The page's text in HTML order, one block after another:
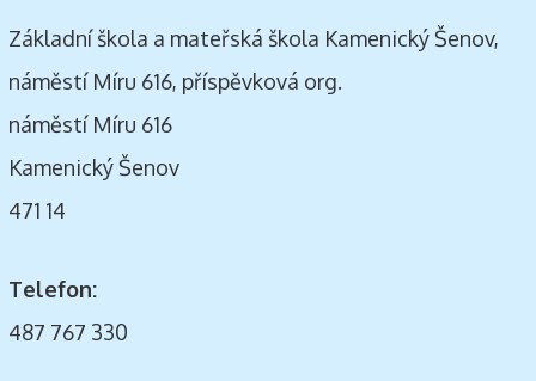
Základní škola a mateřská škola Kamenický Šenov,
náměstí Míru 616, příspěvková org.
náměstí Míru 616
Kamenický Šenov
471 14
Telefon:
487 767 330